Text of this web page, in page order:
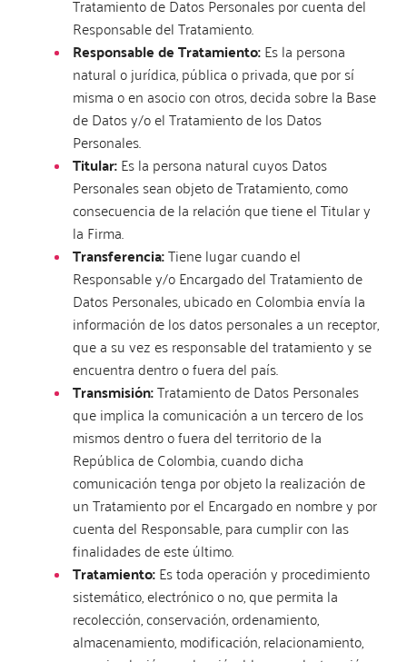
Tratamiento de Datos Personales por cuenta del
Responsable del Tratamiento.
Responsable de Tratamiento:Es la persona
natural o jurídica, pública o privada, que por sí
misma o en asocio con otros, decida sobre la Base
de Datos y/o el Tratamiento de los Datos
Personales.
Titular:Es la persona natural cuyos Datos
Personales sean objeto de Tratamiento, como
consecuencia de la relación que tiene el Titular y
la Firma.
Transferencia:Tiene lugar cuando el
Responsable y/o Encargado del Tratamiento de
Datos Personales, ubicado en Colombia envía la
información de los datos personales a un receptor,
que a su vez es responsable del tratamiento y se
encuentra dentro o fuera del país.
Transmisión:Tratamiento de Datos Personales
que implica la comunicación a un tercero de los
mismos dentro o fuera del territorio de la
República de Colombia, cuando dicha
comunicación tenga por objeto la realización de
un Tratamiento por el Encargado en nombre y por
cuenta del Responsable, para cumplir con las
finalidades de este último.
Tratamiento:Es toda operación y procedimiento
sistemático, electrónico o no, que permita la
recolección, conservación, ordenamiento,
almacenamiento, modificación, relacionamiento,